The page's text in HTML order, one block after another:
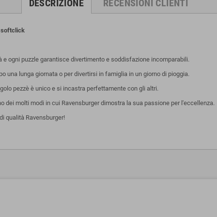
DESCRIZIONE RECENSIONI CLIENTI
ogni puzzle garantisce divertimento e soddisfazione incomparabili.
una lunga giornata o per divertirsi in famiglia in un giorno di pioggia.
pezzè è unico e si incastra perfettamente con gli altri.
dei molti modi in cui Ravensburger dimostra la sua passione per l'eccellenza.
qualità Ravensburger!